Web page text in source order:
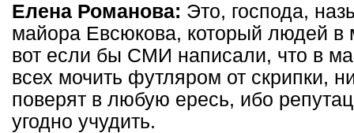
Елена Романова: Это, господа,
майора Евсюкова, который людей в
вот если бы СМИ написали, что в
всех мочить футляром от скрипки,
поверят в любую ересь, ибо
угодно учудить.